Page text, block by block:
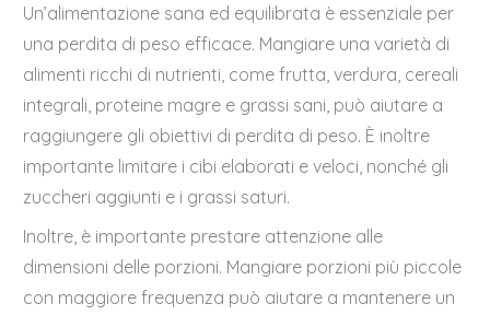
Un’alimentazione sana ed equilibrata è essenziale per
una perdita di peso efficace. Mangiare una varietà di
alimenti ricchi di nutrienti, come frutta, verdura, cereali
integrali, proteine magre e grassi sani, può aiutare a
raggiungere gli obiettivi di perdita di peso. È inoltre
importante limitare i cibi elaborati e veloci, nonché gli
zuccheri aggiunti e i grassi saturi.
Inoltre, è importante prestare attenzione alle
dimensioni delle porzioni. Mangiare porzioni più piccole
con maggiore frequenza può aiutare a mantenere un